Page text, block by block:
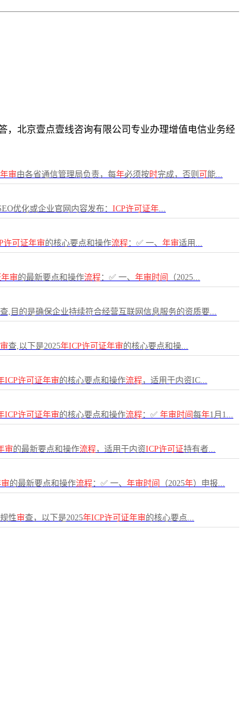
，北京壹点壹线咨询有限公司专业办理增值电信业务经
年审由各省通信管理局负责，每年必须按时完成，否则 可 能...
优化或企业官网内容发布： ICP许可证年
许可证年审的核心要点和操作流程：✅ 一、 年审适用...
审的最新要点和操作流程：✅ 一、 年审时间 （2025...
查,目的是确保企业持续符合经营互联网信息服务的资质要...
审查,以下是2025年ICP许可证年审的核心要点和操...
ICP许可证年审的核心要点和操作流程，适用于内资IC...
ICP许可证年审的核心要点和操作流程：✅ 年审时间 每年1月1...
审的最新要点和操作流程，适用于内资ICP许可证持有者...
的最新要点和操作流程：✅ 一、 年审时间 （2025年）申报...
性审查，以下是2025年ICP许可证年审的核心要点...